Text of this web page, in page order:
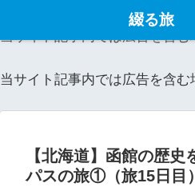
当サイト記事内では広告を含
当サイト記事内では広告を含む
【北海道】函館の歴
パスの旅①（旅15日目）
綴る旅